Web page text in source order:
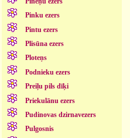
Pinku ezers
Pintu ezers
Plisūna ezers
Ploteņs
Podnieku ezers
Preiļu pils dīķi
Priekulānu ezers
Pudinovas dzirnavezers
Pulgosnis